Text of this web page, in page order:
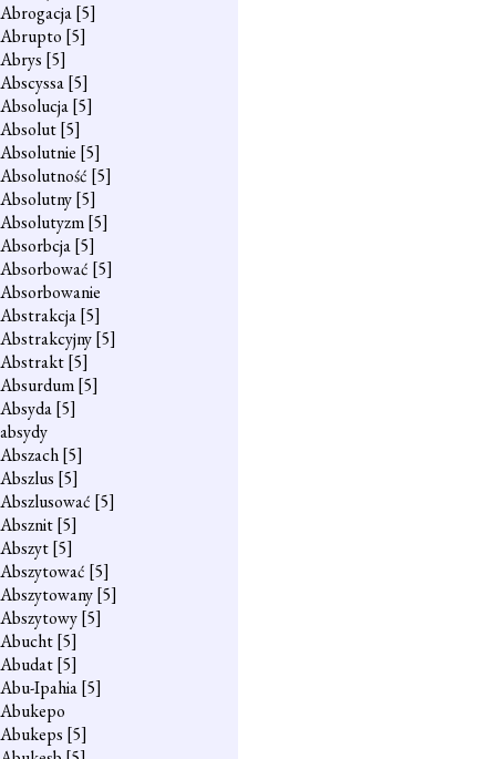
Abrogacja[5]
Abrupto [5]
Abrys [5]
Abscyssa[5]
Absolucja[5]
Absolut[5]
Absolutnie [5]
Absolutność [5]
Absolutny[5]
Absolutyzm[5]
Absorbcja[5]
Absorbować [5]
Absorbowanie
Abstrakcja[5]
Abstrakcyjny[5]
Abstrakt[5]
Absurdum[5]
Absyda[5]
absydy
Abszach[5]
Abszlus [5]
Abszlusować [5]
Absznit[5]
Abszyt[5]
Abszytować [5]
Abszytowany[5]
Abszytowy[5]
Abucht[5]
Abudat[5]
Abu-Ipahia[5]
Abukepo
Abukeps [5]